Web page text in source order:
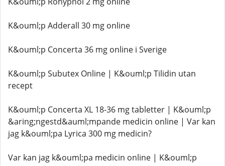
K&ouml;p Adderall 30 mg online
K&ouml;p Concerta 36 mg online i Sverige
K&ouml;p Subutex Online | K&ouml;p Tilidin utan
recept
K&ouml;p Concerta XL 18-36 mg tabletter | K&ouml;p
&aring;ngestd&auml;mpande medicin online | Var kan
jag k&ouml;pa Lyrica 300 mg medicin?
Var kan jag k&ouml;pa medicin online | K&ouml;p